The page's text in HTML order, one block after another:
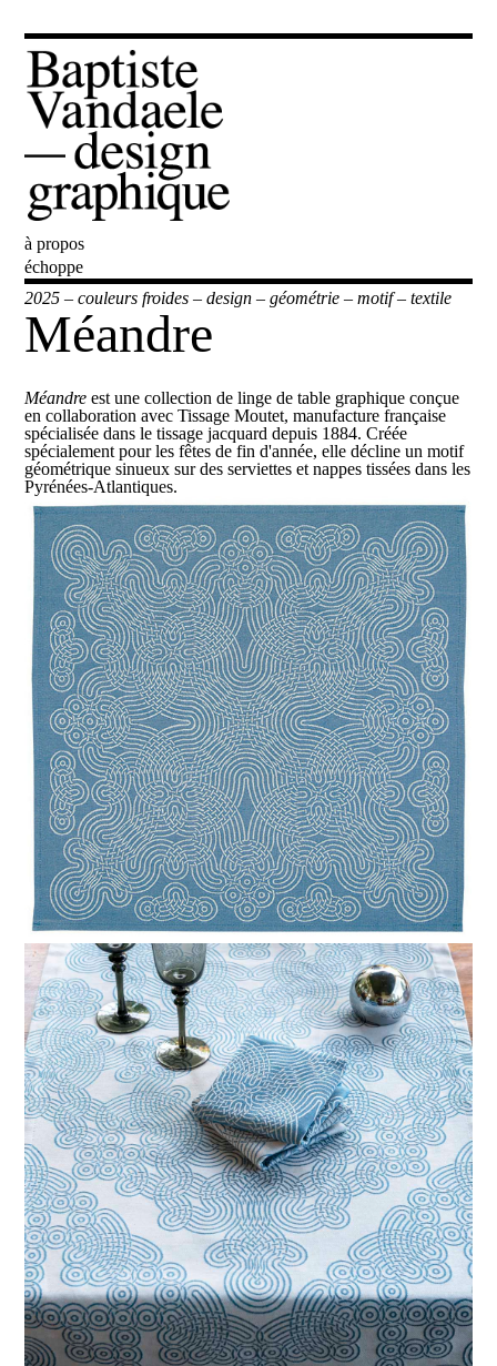
Baptiste Vandaele
à propos
échoppe
2025 –couleurs froides –design –géométrie –motif–textile
Méandre
Méandre est une collection de linge de table graphique conçue
en collaboration avecTissage Moutet, manufacture française
spécialisée dans le tissage jacquard depuis 1884. Créée
spécialement pour les fêtes de fin d'année, elle décline un motif
géométrique sinueux sur des serviettes et nappes tissées dans les
Pyrénées-Atlantiques.